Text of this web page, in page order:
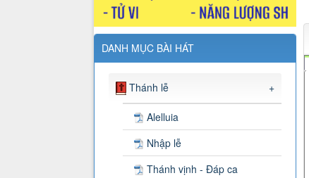
DANH MỤC BÀI HÁT
Thánh lễ +
Alelluia
Nhập lễ
Thánh vịnh - Đáp ca